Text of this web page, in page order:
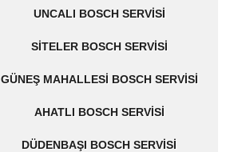
UNCALI BOSCH SERVISI
SITELER BOSCH SERVISI
GÜNEŞ MAHALLESI BOSCH SERVISI
AHATLI BOSCH SERVISI
DÜDENBAŞI BOSCH SERVISI